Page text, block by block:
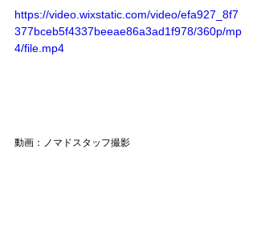
https://video.wixstatic.com/video/efa927_8f7
377bceb5f4337beeae86a3ad1f978/360p/mp
4/file.mp4
動画：ノマドスタッフ撮影